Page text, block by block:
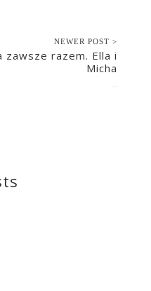
NEWER POST >
zawsze razem. Ella i
Micha